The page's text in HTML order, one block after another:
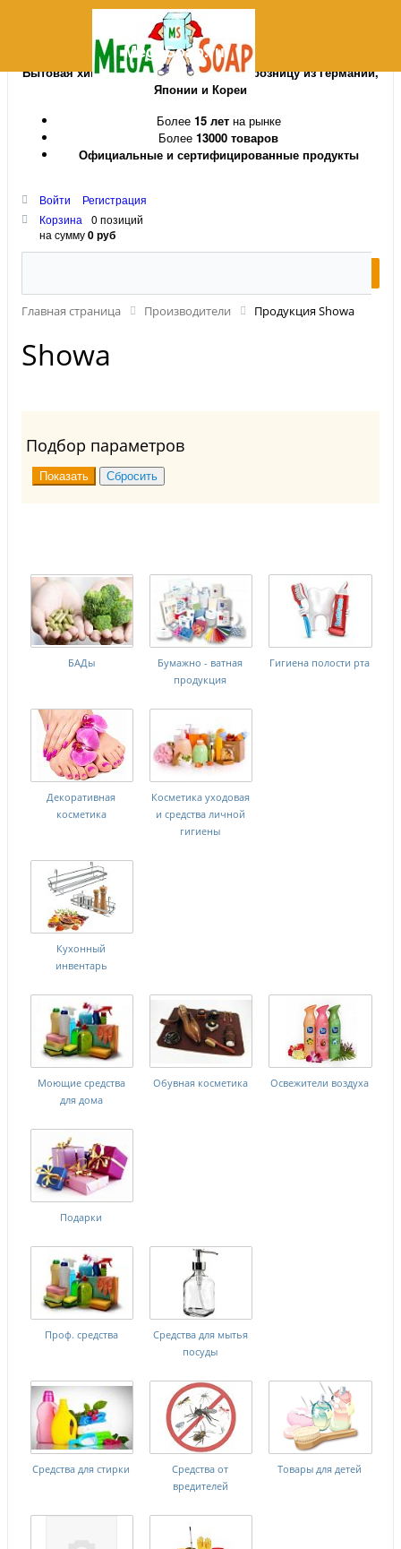
MegaSoap.ru
Бытовая химия и косметика оптом и в розницу из Германии,
Японии и Кореи
Более 15 летна рынке
Более 13000 товаров
Официальные и сертифицированные продукты
Войти
Регистрация
Корзина
0 позиций
на сумму0 руб
Главная страница Производители Продукция Showa
Showa
Подбор параметров
БАДы
Бумажно - ватная
продукция
Гигиена полости рта
Декоративная
косметика
Косметика уходовая
и средства личной
гигиены
Кухонный
инвентарь
Моющие средства
для дома
Обувная косметика Освежители воздуха
Подарки
Проф. средства
Средства для мытья
посуды
Средства для стирки
Средства от
вредителей
Товары для детей